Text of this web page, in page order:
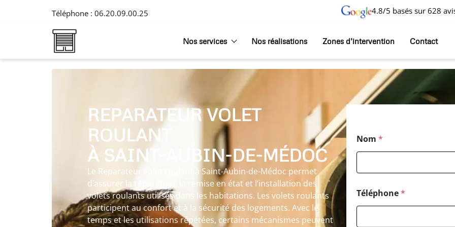
Téléphone : 06.20.09.00.25 4.8/5 basés sur 628
Nos services Nos réalisations Zones d’intervention Contact
REPARATEUR VOLET
ROULANT
À SAINT-AUBIN-DE-MÉDOC
Le Reparateur volet roulant à Saint-Aubin-de-Médoc permet
d’assurer la réparation, la remise en état et l’installation des
volets roulants utilisés dans les habitations. Les volets roulants
participent au confort et à la sécurité des logements. Avec le
temps et les utilisations répétées, certains mécanismes peuvent
Nom *
Téléphone*